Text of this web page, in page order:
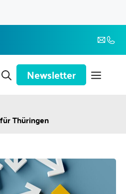
Newsletter
Thüringen